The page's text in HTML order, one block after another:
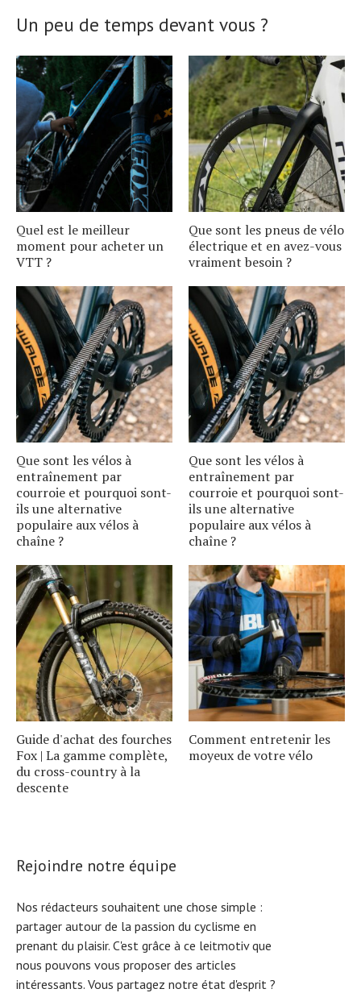
Un peu de temps devant vous ?
Quel est le meilleur
moment pour acheter un
VTT ?
Que sont les pneus de vélo
électrique et en avez-vous
vraiment besoin ?
Que sont les vélos à
entraînement par
courroie et pourquoi sont-
ils une alternative
populaire aux vélos à
chaîne ?
Que sont les vélos à
entraînement par
courroie et pourquoi sont-
ils une alternative
populaire aux vélos à
chaîne ?
Guide d'achat des fourches
Fox | La gamme complète,
du cross-country à la
descente
Comment entretenir les
moyeux de votre vélo
Rejoindre notre équipe
Nos rédacteurs souhaitent une chose simple :
partager autour de la passion du cyclisme en
prenant du plaisir. C'est grâce à ce leitmotiv que
nous pouvons vous proposer des articles
intéressants. Vous partagez notre état d'esprit ?